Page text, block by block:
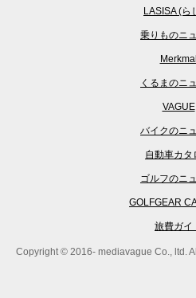
LASISA (ら
乗りものニ
Merkmal
くるまのニ
VAGUE
バイクのニ
自動車カタ
ゴルフのニ
GOLFGEAR
旅費ガイ
Copyright © 2016- mediavague Co., ltd.